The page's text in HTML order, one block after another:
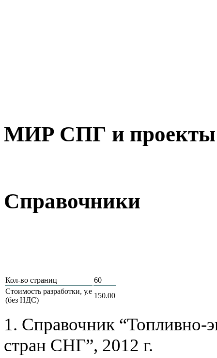
МИР СПГ и проекты
Справочники
Кол-во страниц
60
Стоимость разработки, у.е
(без НДС)
150.00
1. Справочник “Топливно-
стран СНГ”, 2012 г.